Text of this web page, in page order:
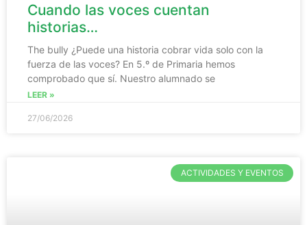
Cuando las voces cuentan
historias…
The bully ¿Puede una historia cobrar vida solo con la
fuerza de las voces? En 5.º de Primaria hemos
comprobado que sí. Nuestro alumnado se
LEER »
27/06/2026
ACTIVIDADES Y EVENTOS